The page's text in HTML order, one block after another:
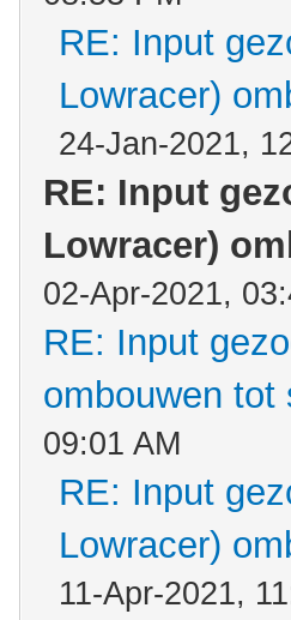
RE: Input
Lowracer)
24-Jan-2021,
RE: Input
Lowracer)
02-Apr-2021,
RE: Input
ombouwen tot
09:01 AM
RE: Input
Lowracer)
11-Apr-2021,